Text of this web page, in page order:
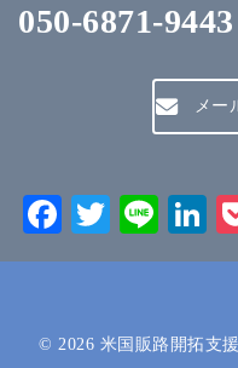
050-6871-9443
メー
Facebook
Twitter
Line
© 2026 米国販路開拓支